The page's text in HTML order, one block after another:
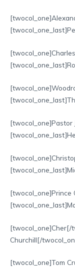
[twocol_one]Pastor
[twocol_one]Prince
[twocol_one]Cher[/
Churchill[/
[twocol_one]Tom